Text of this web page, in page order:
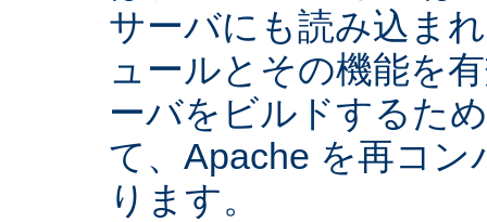
サーバにも読み込ま
ュールとその機能を
ーバをビルドするた
て、Apache を再コ
ります。